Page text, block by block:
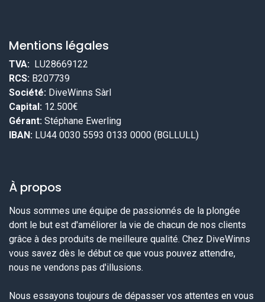
Mentions légales
TVA: LU28669122
RCS: B207739
Société: DiveWinns Sàrl
Capital: 12.500€
Gérant: Stéphane Ewerling
IBAN: LU44 0030 5593 0133 0000 (BGLLULL)
À propos
Nous sommes une équipe de passionnés de la plongée
dont le but est d'améliorer la vie de chacun de nos clients
grâce à des produits de meilleure qualité. Chez DiveWinns
vous savez dès le début ce que vous pouvez attendre,
nous ne vendons pas d'illusions.
Nous essayons toujours de dépasser vos attentes en vous